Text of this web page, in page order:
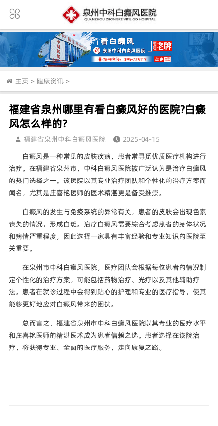
主页 > 健康资讯 >
福建省泉州哪里有看白癜风好的医院?白癜
风怎么样的?
福建省泉州中科白癜风医院
2025-04-15
白癜风是一种常见的皮肤疾病，患者常寻觅优质医疗机构进行
治疗。在福建省泉州市，中科白癜风医院被广泛认为是治疗白癜风
的热门选择之一。该医院以其专业治疗团队和个性化的治疗方案而
闻名，尤其是庄喜艳医师的医术精湛更是备受推崇。
白癜风的发生与免疫系统的异常有关，患者的皮肤会出现色素
丧失的情况，形成白斑。治疗白癜风需要综合考虑患者的身体状况
和病情严重程度，因此选择一家具有丰富经验和专业知识的医院至
关重要。
在泉州市中科白癜风医院，医疗团队会根据每位患者的情况制
定个性化的治疗方案，可能包括药物治疗、光疗以及其他辅助疗
法。患者在就诊过程中会得到贴心的护理和专业的医疗指导，使其
能够更好地应对白癜风带来的困扰。
总而言之，福建省泉州市中科白癜风医院以其专业的医疗水平
和庄喜艳医师的精湛医术成为患者信赖之选。患者选择在该院治
疗，将获得专业、全面的医疗服务，走向康复之路。